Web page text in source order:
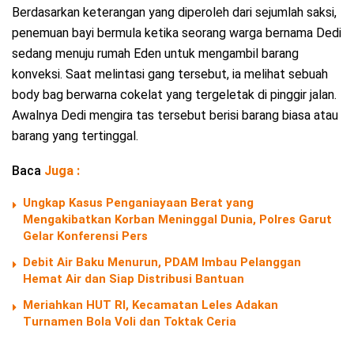
Berdasarkan keterangan yang diperoleh dari sejumlah saksi,
penemuan bayi bermula ketika seorang warga bernama Dedi
sedang menuju rumah Eden untuk mengambil barang
konveksi. Saat melintasi gang tersebut, ia melihat sebuah
body bag berwarna cokelat yang tergeletak di pinggir jalan.
Awalnya Dedi mengira tas tersebut berisi barang biasa atau
barang yang tertinggal.
Baca Juga :
Ungkap Kasus Penganiayaan Berat yang
Mengakibatkan Korban Meninggal Dunia, Polres Garut
Gelar Konferensi Pers
Debit Air Baku Menurun, PDAM Imbau Pelanggan
Hemat Air dan Siap Distribusi Bantuan
Meriahkan HUT RI, Kecamatan Leles Adakan
Turnamen Bola Voli dan Toktak Ceria